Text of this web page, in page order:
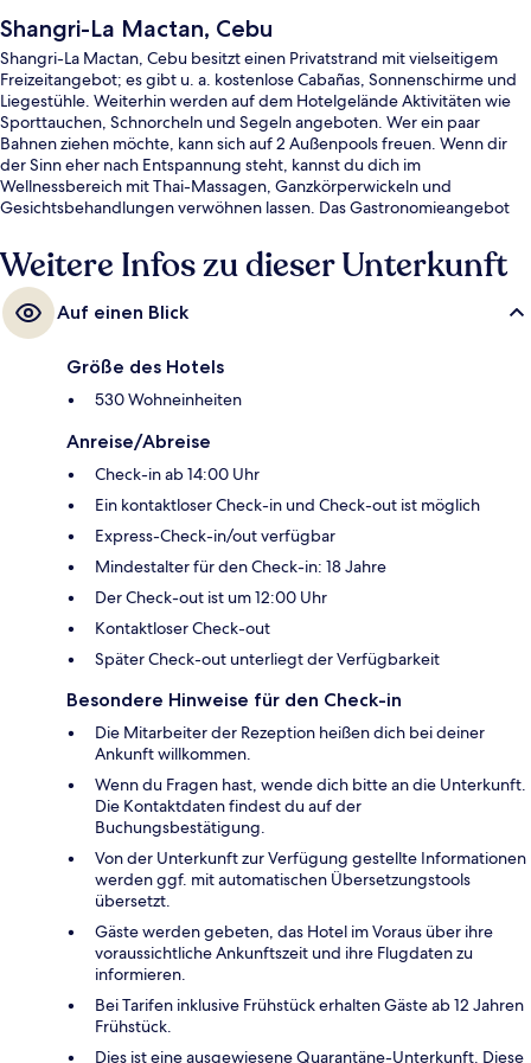
Shangri-La Mactan, Cebu
Shangri-La Mactan, Cebu besitzt einen Privatstrand mit vielseitigem
Freizeitangebot; es gibt u. a. kostenlose Cabañas, Sonnenschirme und
Liegestühle. Weiterhin werden auf dem Hotelgelände Aktivitäten wie
Sporttauchen, Schnorcheln und Segeln angeboten. Wer ein paar
Bahnen ziehen möchte, kann sich auf 2 Außenpools freuen. Wenn dir
der Sinn eher nach Entspannung steht, kannst du dich im
Wellnessbereich mit Thai-Massagen, Ganzkörperwickeln und
Gesichtsbehandlungen verwöhnen lassen. Das Gastronomieangebot
Stil bietet als weitere Highlights eine Poolbar, ein Fitnesscenter sowie
einen Fitnessbereich. Das hilfsbereite Personal und der allgemeine
Zustand erhalten gute Bewertungen von anderen Reisenden.
Weitere Infos zu dieser Unterkunft
Auf einen Blick
Größe des Hotels
530 Wohneinheiten
Anreise/Abreise
Check-in ab 14:00 Uhr
Ein kontaktloser Check-in und Check-out ist möglich
Express-Check-in/out verfügbar
Mindestalter für den Check-in: 18 Jahre
Der Check-out ist um 12:00 Uhr
Kontaktloser Check-out
Später Check-out unterliegt der Verfügbarkeit
Besondere Hinweise für den Check-in
Die Mitarbeiter der Rezeption heißen dich bei deiner
Ankunft willkommen.
Wenn du Fragen hast, wende dich bitte an die Unterkunft.
Die Kontaktdaten findest du auf der
Buchungsbestätigung.
Von der Unterkunft zur Verfügung gestellte Informationen
werden ggf. mit automatischen Übersetzungstools
übersetzt.
Gäste werden gebeten, das Hotel im Voraus über ihre
voraussichtliche Ankunftszeit und ihre Flugdaten zu
informieren.
Bei Tarifen inklusive Frühstück erhalten Gäste ab 12 Jahren
Frühstück.
Dies ist eine ausgewiesene Quarantäne-Unterkunft. Diese